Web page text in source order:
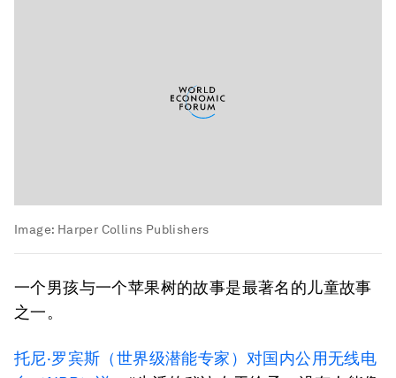
Image: Harper Collins Publishers
一个男孩与一个苹果树的故事是最著名的儿童故事
之一。
托尼·罗宾斯（世界级潜能专家）对国内公用无线电